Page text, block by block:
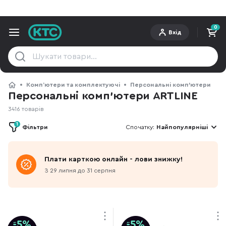
Вхід
0
Компʼютери та комплектуючі Персональні комп'ютери
Плати карткою онлайн - лови знижку!
З 29 липня до 31 серпня
Персональні комп'ютери ARTLINE
3416 товарів
Фільтри
1 Спочатку: Найпопулярніші